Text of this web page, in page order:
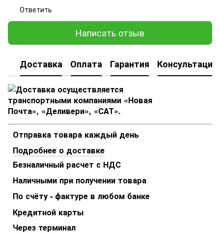
Ответить
Написать отзыв
Доставка Оплата Гарантия Консультация
Отправка товара каждый день
Подробнее о доставке
Безналичный расчет с НДС
Наличными при получении товара
По счёту - фактуре в любом банке
Кредитной карты
Через терминал